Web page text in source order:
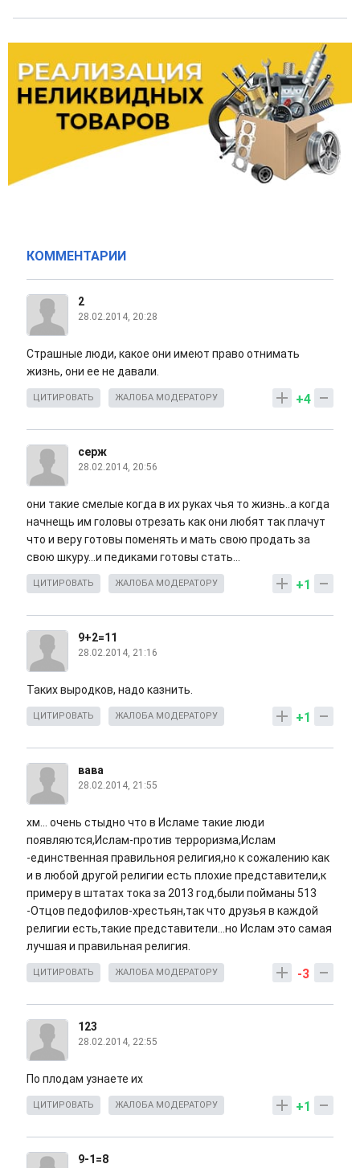
КОММЕНТАРИИ
2
28.02.2014, 20:28
Страшные люди, какое они имеют право отнимать
жизнь, они ее не давали.
+4
ЦИТИРОВАТЬ ЖАЛОБА МОДЕРАТОРУ
серж
28.02.2014, 20:56
они такие смелые когда в их руках чья то жизнь..а когда
начнещь им головы отрезать как они любят так плачут
что и веру готовы поменять и мать свою продать за
свою шкуру...и педиками готовы стать...
+1
ЦИТИРОВАТЬ ЖАЛОБА МОДЕРАТОРУ
9+2=11
28.02.2014, 21:16
Таких выродков, надо казнить.
+1
ЦИТИРОВАТЬ ЖАЛОБА МОДЕРАТОРУ
вава
28.02.2014, 21:55
хм... очень стыдно что в Исламе такие люди
появляются,Ислам-против терроризма,Ислам
-единственная правильноя религия,но к сожалению как
и в любой другой религии есть плохие представители,к
примеру в штатах тока за 2013 год,были пойманы 513
-Отцов педофилов-хрестьян,так что друзья в каждой
религии есть,такие представители...но Ислам это самая
лучшая и правильная религия.
-3
ЦИТИРОВАТЬ ЖАЛОБА МОДЕРАТОРУ
123
28.02.2014, 22:55
По плодам узнаете их
+1
ЦИТИРОВАТЬ ЖАЛОБА МОДЕРАТОРУ
9-1=8